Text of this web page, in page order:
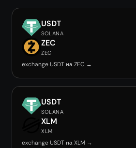
USDT
SOLANA
ZEC
ZEC
exchange USDT на ZEC →
USDT
SOLANA
XLM
XLM
exchange USDT на XLM →